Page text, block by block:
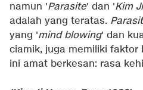
namun 'Parasite' dan 'Kim
adalah yang teratas.
yang 'mind blowing' dan
ciamik, juga memiliki
ini amat berkesan: rasa